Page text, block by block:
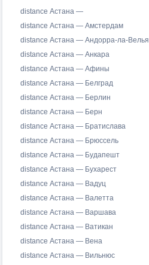
distance Астана —
distance Астана — Амстердам
distance Астана — Андорра-ла-Велья
distance Астана — Анкара
distance Астана — Афины
distance Астана — Белград
distance Астана — Берлин
distance Астана — Берн
distance Астана — Братислава
distance Астана — Брюссель
distance Астана — Будапешт
distance Астана — Бухарест
distance Астана — Вадуц
distance Астана — Валетта
distance Астана — Варшава
distance Астана — Ватикан
distance Астана — Вена
distance Астана — Вильнюс